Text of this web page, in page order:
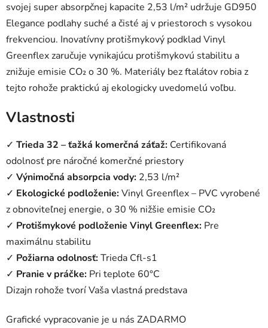
svojej super absorpčnej kapacite 2,53 l/m² udržuje GD950
Elegance podlahy suché a čisté aj v priestoroch s vysokou
frekvenciou. Inovatívny protišmykový podklad Vinyl
Greenflex zaručuje vynikajúcu protišmykovú stabilitu a
znižuje emisie CO₂ o 30 %. Materiály bez ftalátov robia z
tejto rohože praktickú aj ekologicky uvedomelú voľbu.
Vlastnosti
✓ Trieda 32 – ťažká komerčná záťaž: Certifikovaná
odolnosť pre náročné komerčné priestory
✓ Výnimočná absorpcia vody: 2,53 l/m²
✓ Ekologické podloženie:Vinyl Greenflex – PVC vyrobené
z obnoviteľnej energie, o 30 % nižšie emisie CO₂
✓ Protišmykové podloženie Vinyl Greenflex: Pre
maximálnu stabilitu
✓ Požiarna odolnosť:Trieda Cfl-s1
✓ Pranie v práčke: Pri teplote 60°C
Dizajn rohože tvorí Vaša vlastná predstava
Grafické vypracovanie je u nás ZADARMO